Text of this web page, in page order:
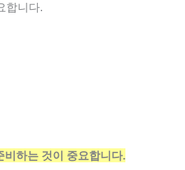
합니다.
비하는 것이 중요합니다.